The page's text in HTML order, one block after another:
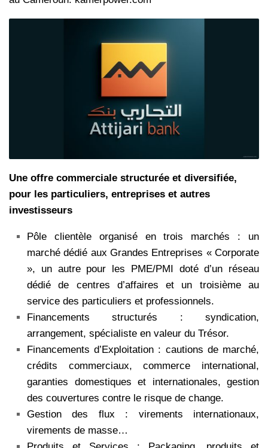
Une offre commerciale structurée et diversifiée,
pour les particuliers, entreprises et autres
investisseurs
Pôle clientèle organisé en trois marchés : un
marché dédié aux Grandes Entreprises « Corporate
», un autre pour les PME/PMI doté d’un réseau
dédié de centres d’affaires et un troisième au
service des particuliers et professionnels.
Financements structurés : syndication,
arrangement, spécialiste en valeur du Trésor.
Financements d’Exploitation : cautions de marché,
crédits commerciaux, commerce international,
garanties domestiques et internationales, gestion
des couvertures contre le risque de change.
Gestion des flux : virements internationaux,
virements de masse…